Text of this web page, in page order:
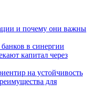
и почему они важны
в синергии
капитал через
на устойчивость
для